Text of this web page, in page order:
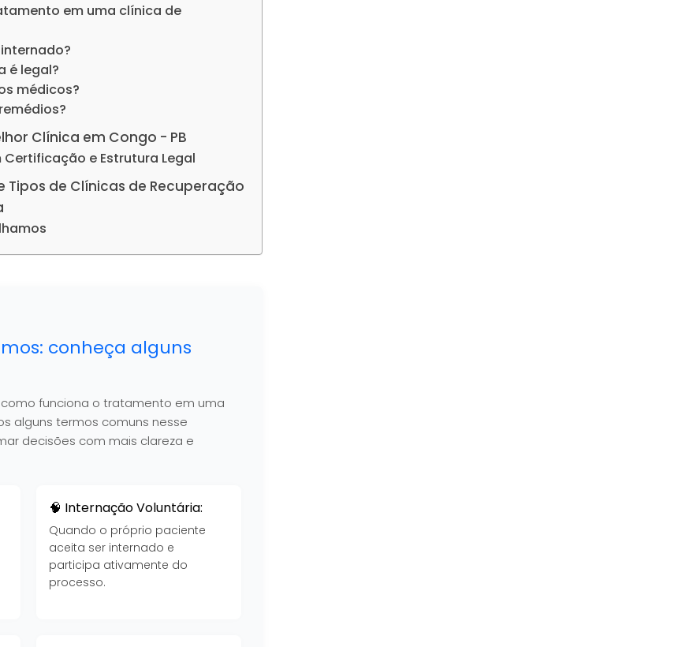
em uma clínica de
é legal?
médicos?
Clínica em Congo - PB
e Estrutura Legal
Tipos de Clínicas de Recuperação
conheça alguns
funciona o tratamento em uma
alguns termos comuns nesse
decisões com mais clareza e
🧠 Internação Voluntária:
Quando o próprio paciente
aceita ser internado e
participa ativamente do
processo.